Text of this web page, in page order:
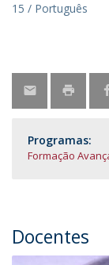
15 / Português
Programas:
Formação
Docentes